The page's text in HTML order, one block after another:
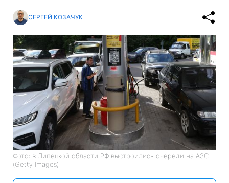
СЕРГЕЙ КОЗАЧУК
Фото: в Липецкой области РФ выстроились очереди на АЗС
(Getty Images)